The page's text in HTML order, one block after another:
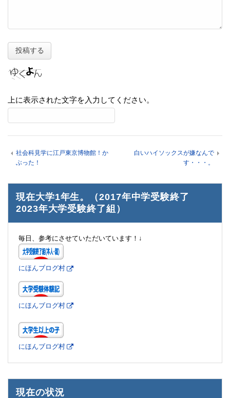
上に表示された文字を入力してください。
社会科見学に江戸東京博物館！か
ぶった！
白いハイソックスが嫌なんで
す・・・。
現在大学1年生。（2017年中学受験終了
2023年大学受験終了組）
毎日、参考にさせていただいています！↓
にほんブログ村
にほんブログ村
にほんブログ村
現在の状況